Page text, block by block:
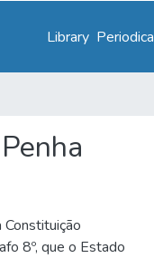
Library
8º, que o Estado